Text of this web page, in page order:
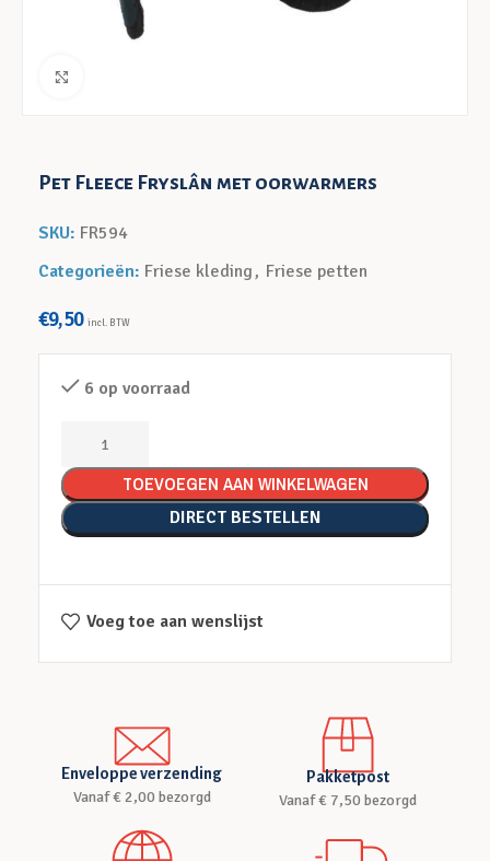
Pet Fleece Fryslân met oorwarmers
SKU: FR594
Categorieën: Friese kleding , Friese petten
€9,50 incl. BTW
6 op voorraad
TOEVOEGEN AAN WINKELWAGEN
DIRECT BESTELLEN
Voeg toe aan wenslijst
Enveloppe verzending
Vanaf € 2,00 bezorgd
Pakketpost
Vanaf € 7,50 bezorgd